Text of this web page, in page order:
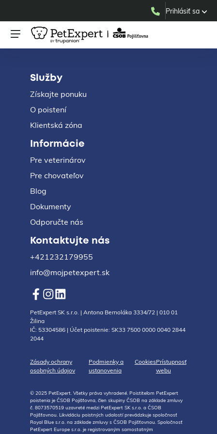
Prihlásiť sa
Služby
Získajte ponuku
O poistení
Klientská zóna
Informácie
Pre veterinárov
Pre chovateľov
Blog
Dokumenty
Odporučte nás
Kontaktujte nás
+421232179955
info@mojpetexpert.sk
PetExpert SK s.r.o. | Antona Bernoláka 3334/72 | 010 01
Žilina
IČ: 53304586 | Účet poistenie: SK33 7500 0000 0040 2844
2044
Zásady ochrany
osobných údajov
Podmienky a
ustanovenia
CookiesPrístupnosť
webu
© 2025 PetExpert. Všetky práva vyhradené. Poistiteľom PetExpert
poistenia je ČSOB Pojišťovna, člen skupiny ČSOB na základe zmluvy
č. 8073570519 uzavreté medzi PetExpert SK s.r.o. a ČSOB
Pojišťovnou. Likvidáciu poistných udalostí prevádzkuje spoločnosť
Royal Blue s.r.o. na základe zmluvy s ČSOB Pojišťovnou. Spoločnosť
PetExpert Europe s.r.o. je registrovaným samostatným